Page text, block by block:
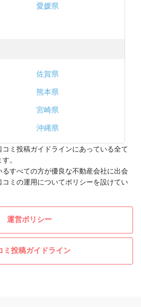
愛媛県
佐賀県
熊本県
宮崎県
沖縄県
ミ投稿ガイドラインにあっている全て
。
すべての方が優良な不動産会社に出会
コミの運用についてポリシーを設けてい
運営ポリシー
ミ投稿ガイドライン